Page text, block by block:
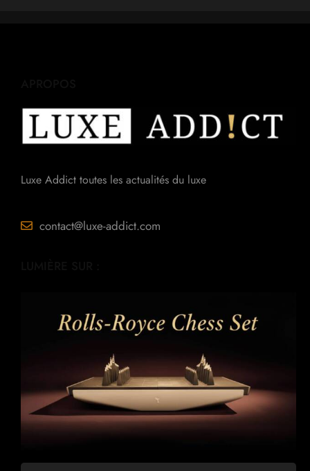
Luxe Addict toutes les actualités du luxe
contact@luxe-addict.com